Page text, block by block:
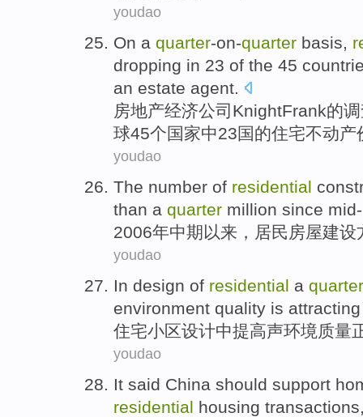
youdao
On a quarter-on-quarter basis,
dropping in 23 of the 45
an estate agent.
房地产经济公司 KnightFrank的
球45个国家中23国的住宅不动产
youdao
The number of residential
than a quarter million since mid
2006年中期 以来 ， 居民房屋建设
youdao
In design of residential a quarter
environment quality is attracting
住宅小区设计中提高声环境质量
youdao
It said China should support
residential housing transactions